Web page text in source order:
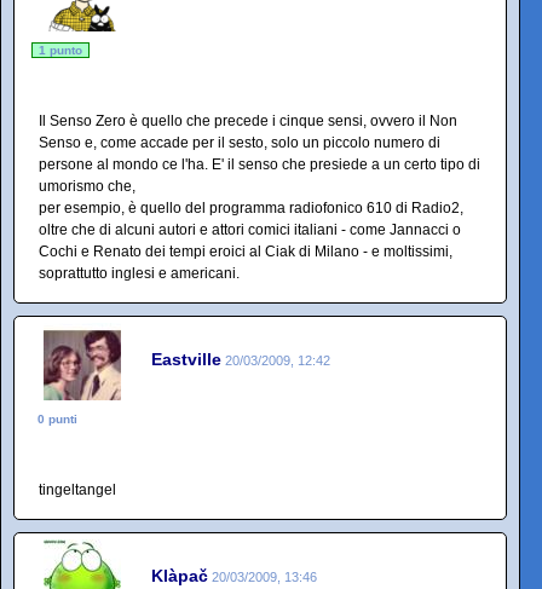
1 punto
Il Senso Zero è quello che precede i cinque sensi, ovvero il Non
Senso e, come accade per il sesto, solo un piccolo numero di
persone al mondo ce l'ha. E' il senso che presiede a un certo tipo di
umorismo che,
per esempio, è quello del programma radiofonico 610 di Radio2,
oltre che di alcuni autori e attori comici italiani - come Jannacci o
Cochi e Renato dei tempi eroici al Ciak di Milano - e moltissimi,
soprattutto inglesi e americani.
Eastville 20/03/2009, 12:42
0 punti
tingeltangel
Klàpač 20/03/2009, 13:46